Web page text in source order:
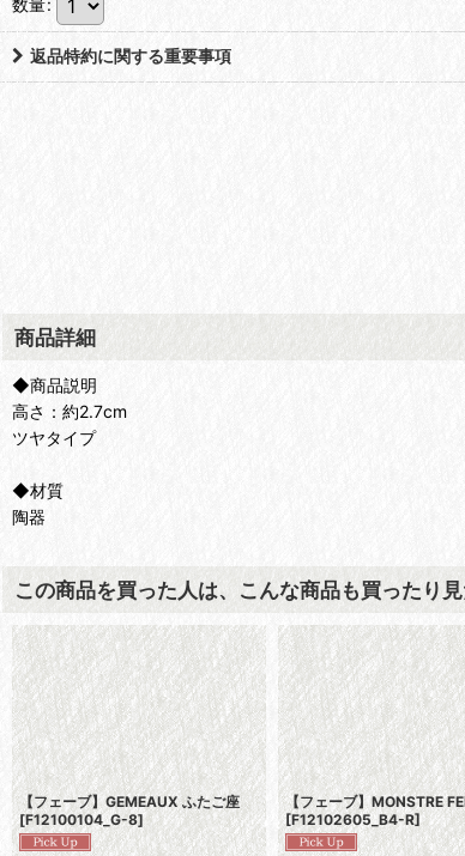
返品特約に関する重要事項
商品詳細
◆商品説明
高さ：約2.7cm
ツヤタイプ
◆材質
陶器
この商品を買った人は、こんな商品も買ったり
【フェーブ】GEMEAUX ふたご座
[F12100104_G-8]
【フェーブ】MONSTRE
[F12102605_B4-R]